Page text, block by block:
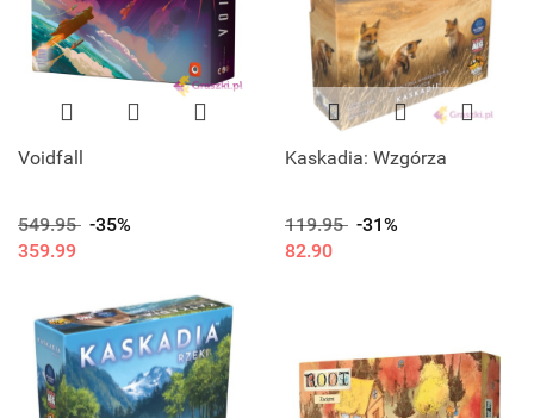
Voidfall
549.95 -35%
359.99
Kaskadia: Wzgórza
119.95 -31%
82.90